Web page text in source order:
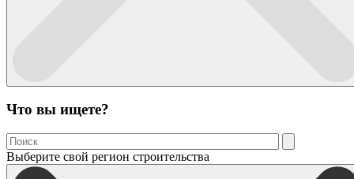
Что вы ищете?
Выберите свой регион строительства